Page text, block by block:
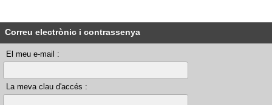
Correu electrònic i contrassenya
El meu e-mail :
La meva clau d'accés :